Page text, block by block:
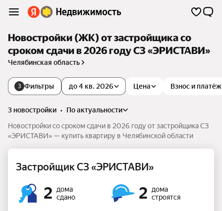
Новостройки (ЖК) от застройщика со
сроком сдачи в 2026 году СЗ «ЭРИСТАВИ»
Челябинская область
3 Фильтры Цена Взнос и платёж
до 4 кв. 2026
3 новостройки •
по актуальности
Новостройки со сроком сдачи в 2026 году от застройщика СЗ
«ЭРИСТАВИ» — купить квартиру в Челябинской области
Застройщик СЗ «ЭРИСТАВИ»
2
дома
сдано
2
дома
строятся